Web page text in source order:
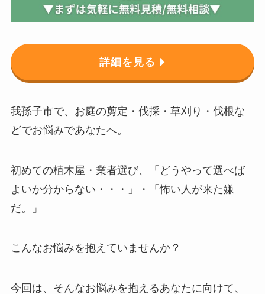
詳細を見る
我孫子市で、お庭の剪定・伐採・草刈り・伐根な
どでお悩みであなたへ。
初めての植木屋・業者選び、「どうやって選べば
よいか分からない・・・」・「怖い人が来た嫌
だ。」
こんなお悩みを抱えていませんか？
今回は、そんなお悩みを抱えるあなたに向けて、